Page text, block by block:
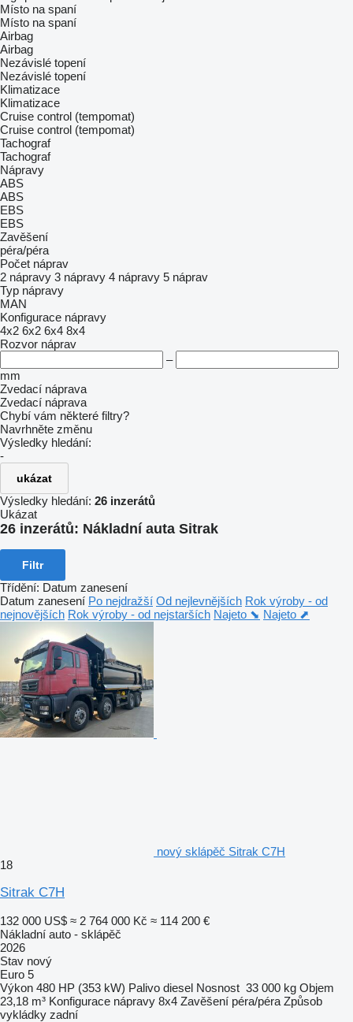
Místo na spaní
Místo na spaní
Airbag
Airbag
Nezávislé topení
Nezávislé topení
Klimatizace
Klimatizace
Cruise control (tempomat)
Cruise control (tempomat)
Tachograf
Tachograf
Nápravy
ABS
ABS
EBS
EBS
Zavěšení
péra/péra
Počet náprav
2 nápravy 3 nápravy 4 nápravy 5 náprav
Typ nápravy
MAN
Konfigurace nápravy
4x2 6x2 6x4 8x4
Rozvor náprav
–
mm
Zvedací náprava
Zvedací náprava
Chybí vám některé filtry?
Navrhněte změnu
Výsledky hledání:
-
ukázat
Výsledky hledání: 26 inzerátů
Ukázat
26 inzerátů: Nákladní auta Sitrak
Filtr
Třídění: Datum zanesení
Datum zanesení Po nejdražší Od nejlevnějších Rok výroby - od
nejnovějších Rok výroby - od nejstarších Najeto ⬊ Najeto ⬈
nový sklápěč Sitrak C7H
18
Sitrak C7H
132 000 US$ ≈ 2 764 000 Kč ≈ 114 200 €
Nákladní auto - sklápěč
2026
Stav nový
Euro 5
Výkon 480 HP (353 kW) Palivo diesel Nosnost 33 000 kg Objem
23,18 m³ Konfigurace nápravy 8x4 Zavěšení péra/péra Způsob
vykládky zadní